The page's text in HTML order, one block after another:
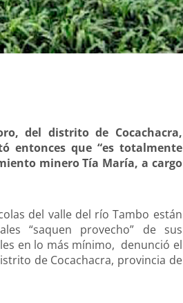
del distrito de Cocachacra,
entonces que “es totalmente
minero Tía María, a cargo
del valle del río Tambo están
“saquen provecho” de sus
en lo más mínimo, denunció el
de Cocachacra, provincia de